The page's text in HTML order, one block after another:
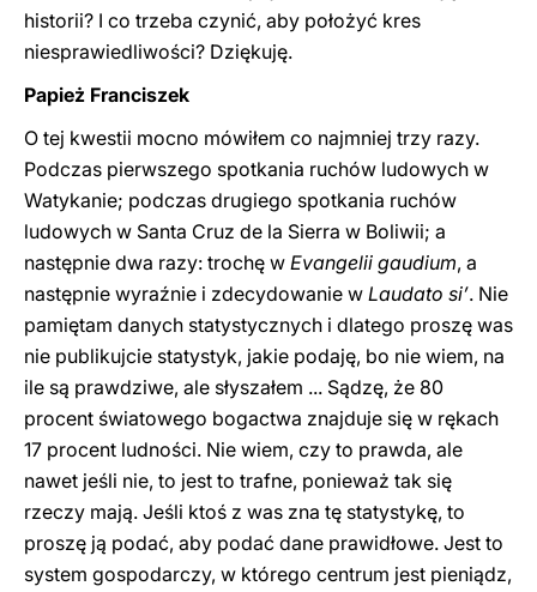
historii? I co trzeba czynić, aby położyć kres
niesprawiedliwości? Dziękuję.
Papież Franciszek
O tej kwestii mocno mówiłem co najmniej trzy razy.
Podczas pierwszego spotkania ruchów ludowych w
Watykanie; podczas drugiego spotkania ruchów
ludowych w Santa Cruz de la Sierra w Boliwii; a
następnie dwa razy: trochę w Evangelii gaudium, a
następnie wyraźnie i zdecydowanie w Laudato si’. Nie
pamiętam danych statystycznych i dlatego proszę was
nie publikujcie statystyk, jakie podaję, bo nie wiem, na
ile są prawdziwe, ale słyszałem ... Sądzę, że 80
procent światowego bogactwa znajduje się w rękach
17 procent ludności. Nie wiem, czy to prawda, ale
nawet jeśli nie, to jest to trafne, ponieważ tak się
rzeczy mają. Jeśli ktoś z was zna tę statystykę, to
proszę ją podać, aby podać dane prawidłowe. Jest to
system gospodarczy, w którego centrum jest pieniądz,